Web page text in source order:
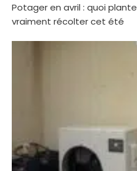
Potager en avril : quoi
vraiment récolter cet été